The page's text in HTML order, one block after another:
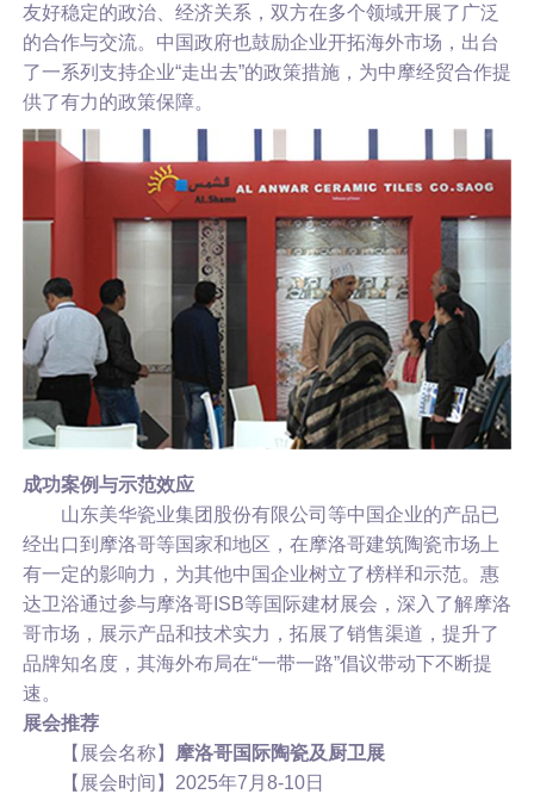
友好稳定的政治、经济关系，双方在多个领域开展了广泛
的合作与交流。中国政府也鼓励企业开拓海外市场，出台
了一系列支持企业“走出去”的政策措施，为中摩经贸合作提
供了有力的政策保障。
成功案例与示范效应
山东美华瓷业集团股份有限公司等中国企业的产品已
经出口到摩洛哥等国家和地区，在摩洛哥建筑陶瓷市场上
有一定的影响力，为其他中国企业树立了榜样和示范。惠
达卫浴通过参与摩洛哥ISB等国际建材展会，深入了解摩洛
哥市场，展示产品和技术实力，拓展了销售渠道，提升了
品牌知名度，其海外布局在“一带一路”倡议带动下不断提
速。
展会推荐
【展会名称】 摩洛哥国际陶瓷及厨卫展
【展会时间】2025年7月8-10日